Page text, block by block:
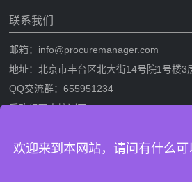
联系我们
邮箱：info@procuremanager.com
地址：北京市丰台区北大街14号院1号楼3
QQ交流群：655951234
采购经理人培训网
采购经理人网是专业的采购经理人资格证书
欢迎来到本网站，请问有什么可